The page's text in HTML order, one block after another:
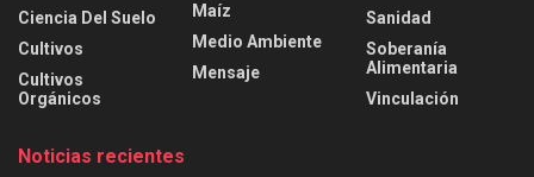
Ciencia Del Suelo
Cultivos
Cultivos
Orgánicos
Maíz
Medio Ambiente
Mensaje
Sanidad
Soberanía
Alimentaria
Vinculación
Noticias recientes